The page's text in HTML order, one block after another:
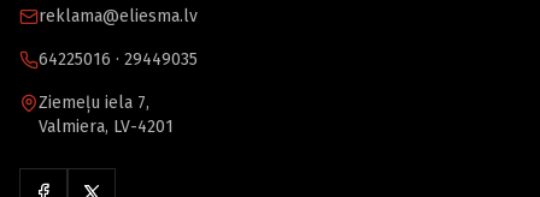
reklama@eliesma.lv
64225016 · 29449035
Ziemeļu iela 7,
Valmiera, LV-4201